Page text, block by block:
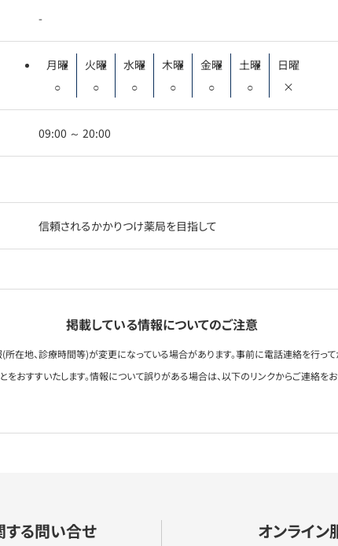
-
月曜
○
火曜
○
水曜
○
木曜
○
金曜
○
土曜
○
日曜
×
09:00 ～ 20:00
信頼されるかかりつけ薬局を目指して
掲載している情報についてのご注意
在地、診療時間等)が変更になっている場合があります。事前に電話連絡を行っ
をおすすいたします。情報について誤りがある場合は、以下のリンクからご連絡を
する問い合せ オンライ